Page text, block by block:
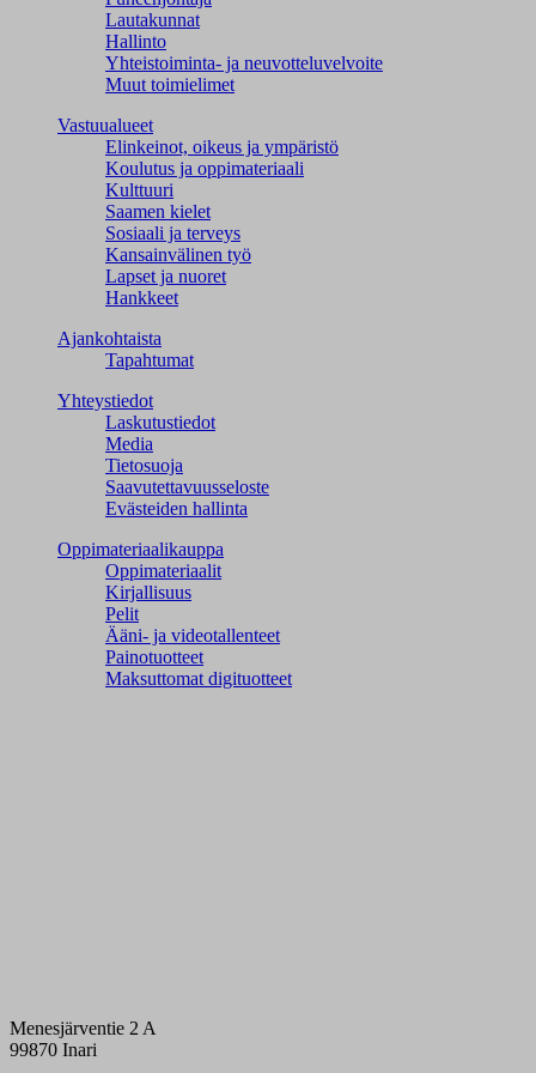
Lautakunnat
Hallinto
Yhteistoiminta- ja neuvotteluvelvoite
Muut toimielimet
Vastuualueet
Elinkeinot, oikeus ja ympäristö
Koulutus ja oppimateriaali
Kulttuuri
Saamen kielet
Sosiaali ja terveys
Kansainvälinen työ
Lapset ja nuoret
Hankkeet
Ajankohtaista
Tapahtumat
Yhteystiedot
Laskutustiedot
Media
Tietosuoja
Saavutettavuusseloste
Evästeiden hallinta
Oppimateriaalikauppa
Oppimateriaalit
Kirjallisuus
Pelit
Ääni- ja videotallenteet
Painotuotteet
Maksuttomat digituotteet
Menesjärventie 2 A
99870 Inari